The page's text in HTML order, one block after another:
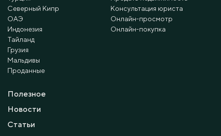
Северный Кипр
ОАЭ
Индонезия
Тайланд
Грузия
Мальдивы
Проданные
Консультация юриста
Онлайн-просмотр
Онлайн-покупка
Полезное
Новости
Статьи